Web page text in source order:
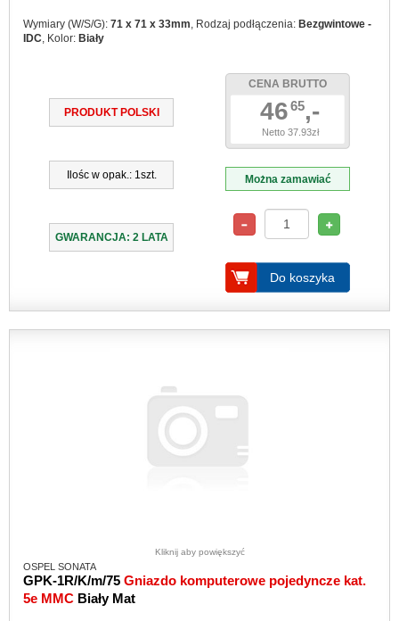
Wymiary (W/S/G): 71 x 71 x 33mm, Rodzaj podłączenia: Bezgwintowe -
IDC, Kolor: Biały
PRODUKT POLSKI
Ilośc w opak.: 1szt.
GWARANCJA: 2 LATA
CENA BRUTTO
4665,-
Netto 37.93zł
Można zamawiać
Do koszyka
Kliknij aby powiększyć
OSPEL SONATA
GPK-1R/K/m/75 Gniazdo komputerowe pojedyncze kat.
5e MMC Biały Mat